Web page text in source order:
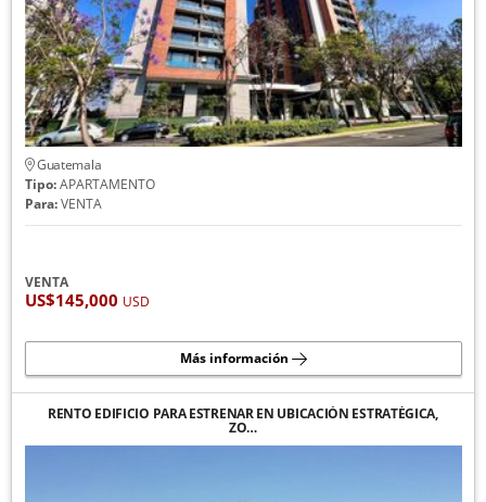
Guatemala
Tipo:APARTAMENTO
Para:VENTA
VENTA
US$145,000 USD
Más información
RENTO EDIFICIO PARA ESTRENAR EN UBICACIÓN ESTRATÉGICA,
ZO…